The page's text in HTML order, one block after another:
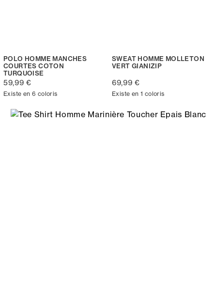
POLO HOMME MANCHES
COURTES COTON
TURQUOISE
59,99 €
Existe en 6 coloris
SWEAT HOMME MOLLETON
VERT GIANIZIP
69,99 €
Existe en 1 coloris